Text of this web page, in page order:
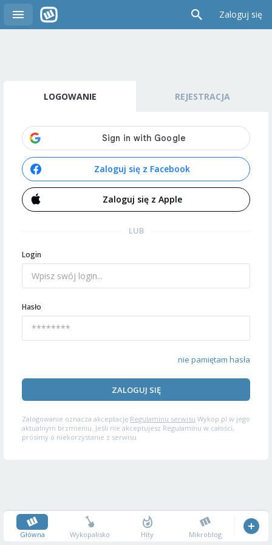
Zaloguj się
LOGOWANIE REJESTRACJA
Zaloguj się z Facebook
Zaloguj się z Apple
LUB
Login
Hasło
nie pamiętam hasła
ZALOGUJ SIĘ
Zalogowanie oznacza akceptację Regulaminu serwisu Wykop.pl w jego
aktualnym brzmieniu. Jeśli nie akceptujesz Regulaminu w całości,
prosimy o niekorzystanie z serwisu.
Główna Wykopalisko Hity Mikroblog